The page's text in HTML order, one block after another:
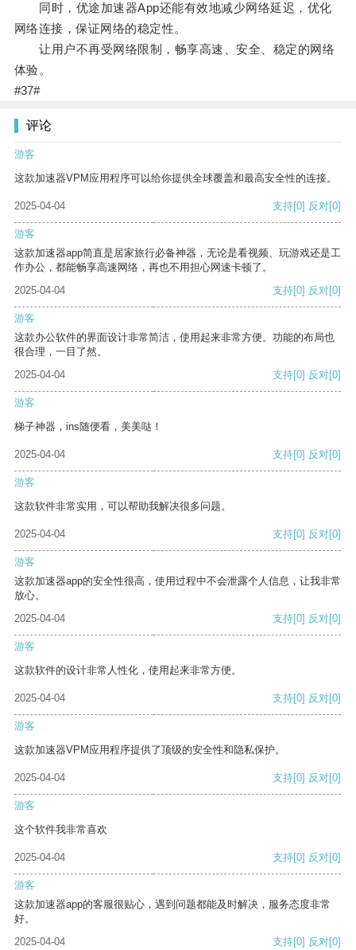
同时，优途加速器App还能有效地减少网络延迟，优化
网络连接，保证网络的稳定性。
让用户不再受网络限制，畅享高速、安全、稳定的网络
体验。
#37#
评论
游客
这款加速器VPM应用程序可以给你提供全球覆盖和最高安全性的连接。
2025-04-04 支持[0] 反对[0]
游客
这款加速器app简直是居家旅行必备神器，无论是看视频、玩游戏还是工
作办公，都能畅享高速网络，再也不用担心网速卡顿了。
2025-04-04
支持[0] 反对[0]
游客
这款办公软件的界面设计非常简洁，使用起来非常方便。功能的布局也
很合理，一目了然。
2025-04-04
支持[0] 反对[0]
游客
梯子神器，ins随便看，美美哒！
2025-04-04 支持[0] 反对[0]
游客
这款软件非常实用，可以帮助我解决很多问题。
2025-04-04 支持[0] 反对[0]
游客
这款加速器app的安全性很高，使用过程中不会泄露个人信息，让我非常
放心。
2025-04-04
支持[0] 反对[0]
游客
这款软件的设计非常人性化，使用起来非常方便。
2025-04-04 支持[0] 反对[0]
游客
这款加速器VPM应用程序提供了顶级的安全性和隐私保护。
2025-04-04 支持[0] 反对[0]
游客
这个软件我非常喜欢
2025-04-04 支持[0] 反对[0]
游客
这款加速器app的客服很贴心，遇到问题都能及时解决，服务态度非常
好。
2025-04-04
支持[0] 反对[0]